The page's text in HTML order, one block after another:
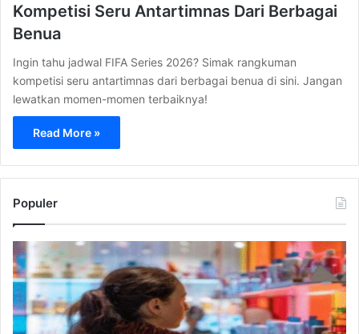
Kompetisi Seru Antartimnas Dari Berbagai
Benua
Ingin tahu jadwal FIFA Series 2026? Simak rangkuman
kompetisi seru antartimnas dari berbagai benua di sini. Jangan
lewatkan momen-momen terbaiknya!
Read More »
Populer